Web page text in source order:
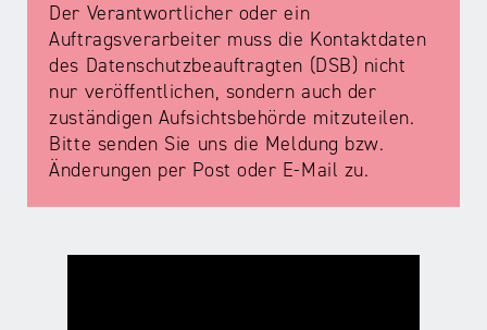
Der Verantwortlicher oder ein
Auftragsverarbeiter muss die Kontaktdaten
des Datenschutzbeauftragten (DSB) nicht
nur veröffentlichen, sondern auch der
zuständigen Aufsichtsbehörde mitzuteilen.
Bitte senden Sie uns die Meldung bzw.
Änderungen per Post oder E-Mail zu.